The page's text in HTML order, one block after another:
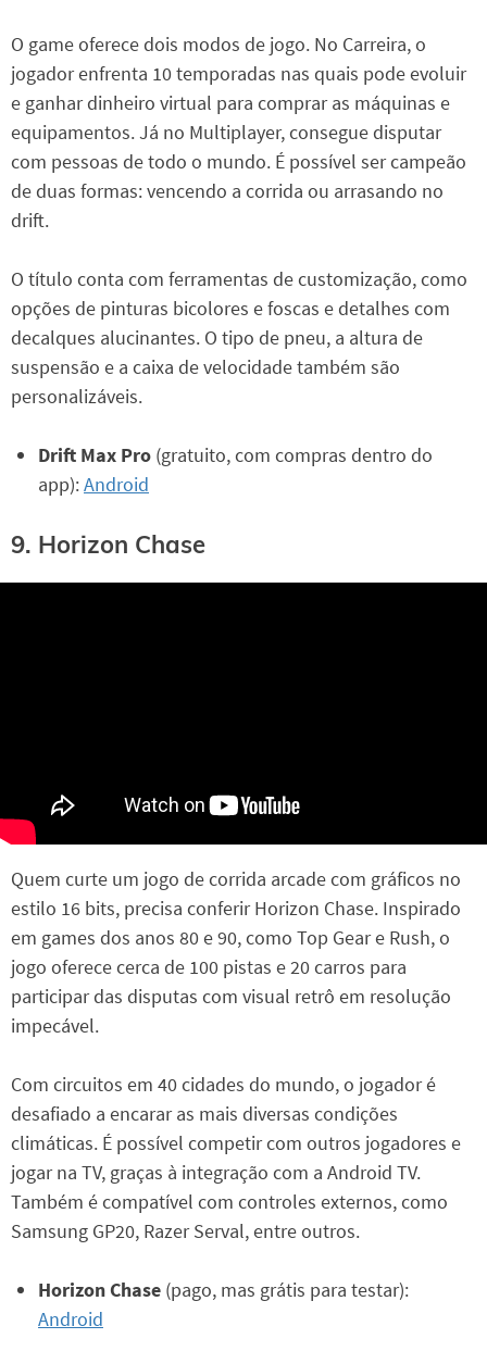
O game oferece dois modos de jogo. No Carreira, o
jogador enfrenta 10 temporadas nas quais pode evoluir
e ganhar dinheiro virtual para comprar as máquinas e
equipamentos. Já no Multiplayer, consegue disputar
com pessoas de todo o mundo. É possível ser campeão
de duas formas: vencendo a corrida ou arrasando no
drift.
O título conta com ferramentas de customização, como
opções de pinturas bicolores e foscas e detalhes com
decalques alucinantes. O tipo de pneu, a altura de
suspensão e a caixa de velocidade também são
personalizáveis.
Drift Max Pro (gratuito, com compras dentro do
app):Android
9. Horizon Chase
Quem curte um jogo de corrida arcade com gráficos no
estilo 16 bits, precisa conferir Horizon Chase. Inspirado
em games dos anos 80 e 90, como Top Gear e Rush, o
jogo oferece cerca de 100 pistas e 20 carros para
participar das disputas com visual retrô em resolução
impecável.
Com circuitos em 40 cidades do mundo, o jogador é
desafiado a encarar as mais diversas condições
climáticas. É possível competir com outros jogadores e
jogar na TV, graças à integração com a Android TV.
Também é compatível com controles externos, como
Samsung GP20, Razer Serval, entre outros.
Horizon Chase (pago, mas grátis para testar):
Android